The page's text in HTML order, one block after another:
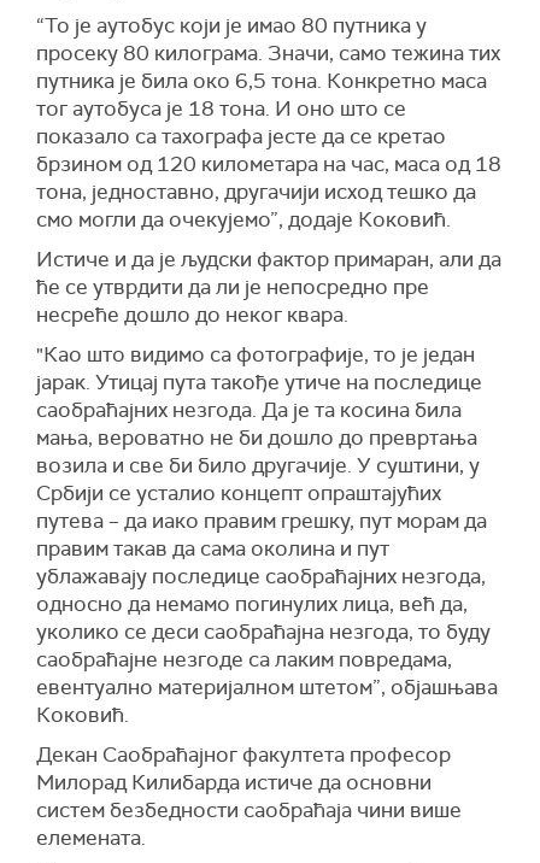
“То је аутобус који је имао 80 путника у
просеку 80 килограма. Значи, само тежина тих
путника је била око 6,5 тона. Конкретно маса
тог аутобуса је 18 тона. И оно што се
показало са тахографа јесте да се кретао
брзином од 120 километара на час, маса од 18
тона, једноставно, другачији исход тешко да
смо могли да очекујемо”, додаје Коковић.
Истиче и да је људски фактор примаран, али да
ће се утврдити да ли је непосредно пре
несреће дошло до неког квара.
"Као што видимо са фотографије, то је један
јарак. Утицај пута такође утиче на последице
саобраћајних незгода. Да је та косина била
мања, вероватно не би дошло до превртања
возила и све би било другачије. У суштини, у
Србији се усталио концепт опраштајућих
путева – да иако правим грешку, пут морам да
правим такав да сама околина и пут
ублажавају последице саобраћајних незгода,
односно да немамо погинулих лица, већ да,
уколико се деси саобраћајна незгода, то буду
саобраћајне незгоде са лаким повредама,
евентуално материјалном штетом”, објашњава
Коковић.
Декан Саобраћајног факултета професор
Милорад Килибарда истиче да основни
систем безбедности саобраћаја чини више
елемената.